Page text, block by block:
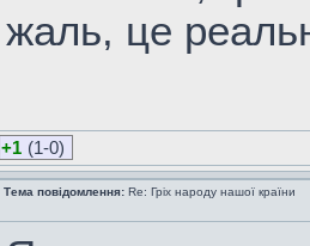
жаль, це
+1 (1-0)
Тема повідомлення: Re: Гріх народу нашої країни